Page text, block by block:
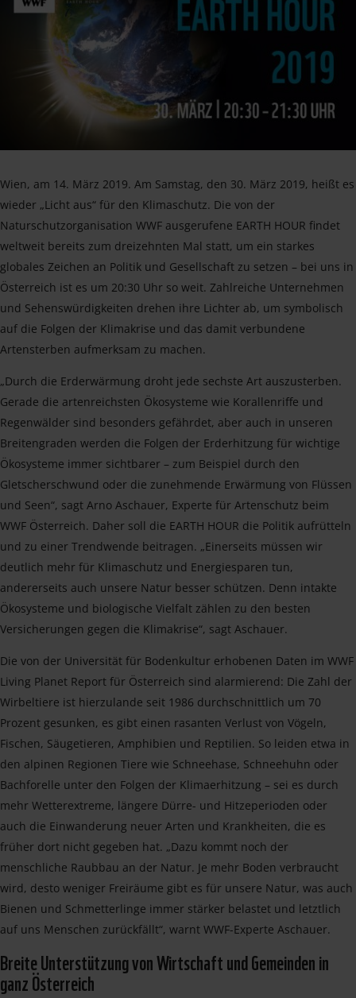
Wien, am 14. März 2019. Am Samstag, den 30. März 2019, heißt es
wieder „Licht aus“ für den Klimaschutz. Die von der
Naturschutzorganisation WWF ausgerufene EARTH HOUR findet
weltweit bereits zum dreizehnten Mal statt, um ein starkes
globales Zeichen an Politik und Gesellschaft zu setzen – bei uns in
Österreich ist es um 20:30 Uhr so weit. Zahlreiche Unternehmen
und Sehenswürdigkeiten drehen ihre Lichter ab, um symbolisch
auf die Folgen der Klimakrise und das damit verbundene
Artensterben aufmerksam zu machen.
„Durch die Erderwärmung droht jede sechste Art auszusterben.
Gerade die artenreichsten Ökosysteme wie Korallenriffe und
Regenwälder sind besonders gefährdet, aber auch in unseren
Breitengraden werden die Folgen der Erderhitzung für wichtige
Ökosysteme immer sichtbarer – zum Beispiel durch den
Gletscherschwund oder die zunehmende Erwärmung von Flüssen
und Seen“, sagt Arno Aschauer, Experte für Artenschutz beim
WWF Österreich. Daher soll die EARTH HOUR die Politik aufrütteln
und zu einer Trendwende beitragen. „Einerseits müssen wir
deutlich mehr für Klimaschutz und Energiesparen tun,
andererseits auch unsere Natur besser schützen. Denn intakte
Ökosysteme und biologische Vielfalt zählen zu den besten
Versicherungen gegen die Klimakrise“, sagt Aschauer.
Die von der Universität für Bodenkultur erhobenen Daten im WWF
Living Planet Report für Österreich sind alarmierend: Die Zahl der
Wirbeltiere ist hierzulande seit 1986 durchschnittlich um 70
Prozent gesunken, es gibt einen rasanten Verlust von Vögeln,
Fischen, Säugetieren, Amphibien und Reptilien. So leiden etwa in
den alpinen Regionen Tiere wie Schneehase, Schneehuhn oder
Bachforelle unter den Folgen der Klimaerhitzung – sei es durch
mehr Wetterextreme, längere Dürre- und Hitzeperioden oder
auch die Einwanderung neuer Arten und Krankheiten, die es
früher dort nicht gegeben hat. „Dazu kommt noch der
menschliche Raubbau an der Natur. Je mehr Boden verbraucht
wird, desto weniger Freiräume gibt es für unsere Natur, was auch
Bienen und Schmetterlinge immer stärker belastet und letztlich
auf uns Menschen zurückfällt“, warnt WWF-Experte Aschauer.
Breite Unterstützung von Wirtschaft und Gemeinden in
ganz Österreich